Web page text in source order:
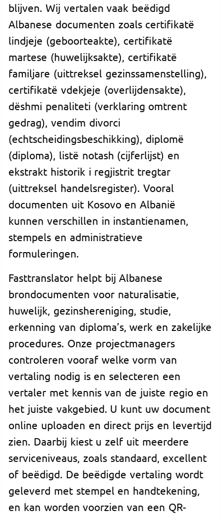
blijven. Wij vertalen vaak beëdigd
Albanese documenten zoals certifikatë
lindjeje (geboorteakte), certifikatë
martese (huwelijksakte), certifikatë
familjare (uittreksel gezinssamenstelling),
certifikatë vdekjeje (overlijdensakte),
dëshmi penaliteti (verklaring omtrent
gedrag), vendim divorci
(echtscheidingsbeschikking), diplomë
(diploma), listë notash (cijferlijst) en
ekstrakt historik i regjistrit tregtar
(uittreksel handelsregister). Vooral
documenten uit Kosovo en Albanië
kunnen verschillen in instantienamen,
stempels en administratieve
formuleringen.
Fasttranslator helpt bij Albanese
brondocumenten voor naturalisatie,
huwelijk, gezinshereniging, studie,
erkenning van diploma’s, werk en zakelijke
procedures. Onze projectmanagers
controleren vooraf welke vorm van
vertaling nodig is en selecteren een
vertaler met kennis van de juiste regio en
het juiste vakgebied. U kunt uw document
online uploaden en direct prijs en levertijd
zien. Daarbij kiest u zelf uit meerdere
serviceniveaus, zoals standaard, excellent
of beëdigd. De beëdigde vertaling wordt
geleverd met stempel en handtekening,
en kan worden voorzien van een QR-